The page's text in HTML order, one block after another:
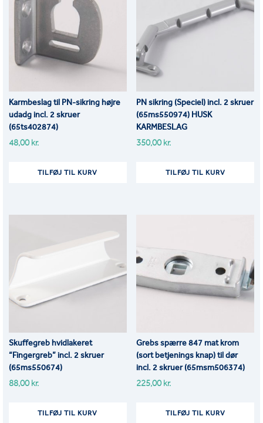
Karmbeslag til PN-sikring højre
udadg incl. 2 skruer
(65ts402874)
48,00kr.
TILFØJ TIL KURV
PN sikring (Speciel) incl. 2 skruer
(65ms550974) HUSK
KARMBESLAG
350,00kr.
TILFØJ TIL KURV
Skuffegreb hvidlakeret
“Fingergreb” incl. 2 skruer
(65ms550674)
88,00kr.
TILFØJ TIL KURV
Grebs spærre 847 mat krom
(sort betjenings knap) til dør
incl. 2 skruer (65msm506374)
225,00kr.
TILFØJ TIL KURV